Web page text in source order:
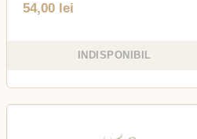
54,00 lei
INDISPONIBIL